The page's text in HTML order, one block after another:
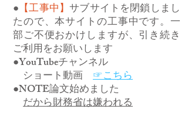
● 【工事中】サブサイトを閉鎖しまし
たので、本サイトの工事中です。一
部ご不便おかけしますが、引き続き
ご利用をお願いします
●YouTubeチャンネル
ショート動画 ☞こちら
●NOTE論文始めました
だから財務省は嫌われる